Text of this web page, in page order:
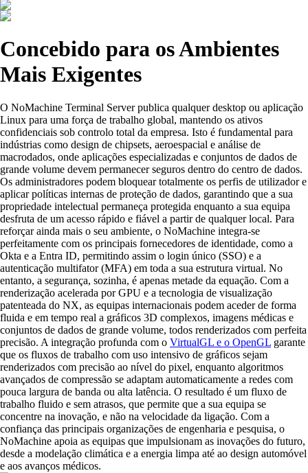
Concebido para os Ambientes
Mais Exigentes
O NoMachine Terminal Server publica qualquer desktop ou aplicação
Linux para uma força de trabalho global, mantendo os ativos
confidenciais sob controlo total da empresa. Isto é fundamental para
indústrias como design de chipsets, aeroespacial e análise de
macrodados, onde aplicações especializadas e conjuntos de dados de
grande volume devem permanecer seguros dentro do centro de dados.
Os administradores podem bloquear totalmente os perfis de utilizador e
aplicar políticas internas de proteção de dados, garantindo que a sua
propriedade intelectual permaneça protegida enquanto a sua equipa
desfruta de um acesso rápido e fiável a partir de qualquer local. Para
reforçar ainda mais o seu ambiente, o NoMachine integra-se
perfeitamente com os principais fornecedores de identidade, como a
Okta e a Entra ID, permitindo assim o login único (SSO) e a
autenticação multifator (MFA) em toda a sua estrutura virtual. No
entanto, a segurança, sozinha, é apenas metade da equação. Com a
renderização acelerada por GPU e a tecnologia de visualização
patenteada do NX, as equipas internacionais podem aceder de forma
fluida e em tempo real a gráficos 3D complexos, imagens médicas e
conjuntos de dados de grande volume, todos renderizados com perfeita
precisão. A integração profunda com o VirtualGL e o OpenGL garante
que os fluxos de trabalho com uso intensivo de gráficos sejam
renderizados com precisão ao nível do pixel, enquanto algoritmos
avançados de compressão se adaptam automaticamente a redes com
pouca largura de banda ou alta latência. O resultado é um fluxo de
trabalho fluido e sem atrasos, que permite que a sua equipa se
concentre na inovação, e não na velocidade da ligação. Com a
confiança das principais organizações de engenharia e pesquisa, o
NoMachine apoia as equipas que impulsionam as inovações do futuro,
desde a modelação climática e a energia limpa até ao design automóvel
e aos avanços médicos.